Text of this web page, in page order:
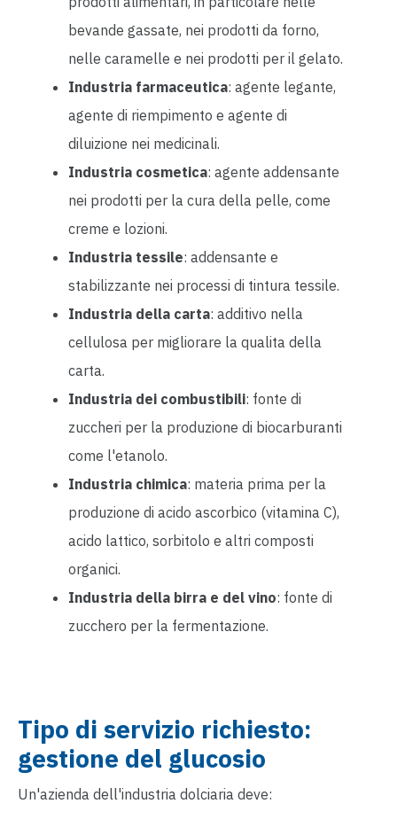
bevande gassate, nei prodotti da forno,
nelle caramelle e nei prodotti per il gelato.
Industria farmaceutica: agente legante,
agente di riempimento e agente di
diluizione nei medicinali.
Industria cosmetica: agente addensante
nei prodotti per la cura della pelle, come
creme e lozioni.
Industria tessile: addensante e
stabilizzante nei processi di tintura tessile.
Industria della carta: additivo nella
cellulosa per migliorare la qualita della
carta.
Industria dei combustibili: fonte di
zuccheri per la produzione di biocarburanti
come l'etanolo.
Industria chimica: materia prima per la
produzione di acido ascorbico (vitamina C),
acido lattico, sorbitolo e altri composti
organici.
Industria della birra e del vino: fonte di
zucchero per la fermentazione.
Tipo di servizio richiesto:
gestione del glucosio
Un'azienda dell'industria dolciaria deve: